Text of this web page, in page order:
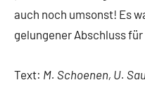
auch noch umsonst! Es
gelungener Abschluss
Text: M. Schoenen, U.